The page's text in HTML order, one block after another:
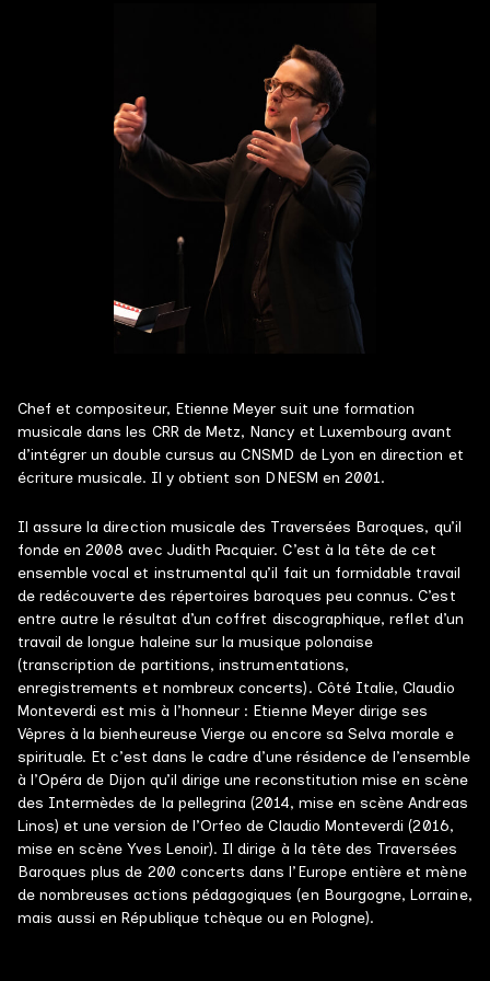
NOUS CONTACTER
Chef et compositeur, Etienne Meyer suit une formation
musicale dans les CRR de Metz, Nancy et Luxembourg avant
d’intégrer un double cursus au CNSMD de Lyon en direction et
écriture musicale. Il y obtient son DNESM en 2001.
Il assure la direction musicale des Traversées Baroques, qu’il
fonde en 2008 avec Judith Pacquier. C’est à la tête de cet
ensemble vocal et instrumental qu’il fait un formidable travail
de redécouverte des répertoires baroques peu connus. C’est
entre autre le résultat d’un coffret discographique, reflet d’un
travail de longue haleine sur la musique polonaise
(transcription de partitions, instrumentations,
enregistrements et nombreux concerts). Côté Italie, Claudio
Monteverdi est mis à l’honneur : Etienne Meyer dirige ses
Vêpres à la bienheureuse Vierge ou encore sa Selva morale e
spirituale. Et c’est dans le cadre d’une résidence de l’ensemble
à l’Opéra de Dijon qu’il dirige une reconstitution mise en scène
des Intermèdes de la pellegrina (2014, mise en scène Andreas
Linos) et une version de l’Orfeo de Claudio Monteverdi (2016,
mise en scène Yves Lenoir). Il dirige à la tête des Traversées
Baroques plus de 200 concerts dans l’Europe entière et mène
de nombreuses actions pédagogiques (en Bourgogne, Lorraine,
mais aussi en République tchèque ou en Pologne).